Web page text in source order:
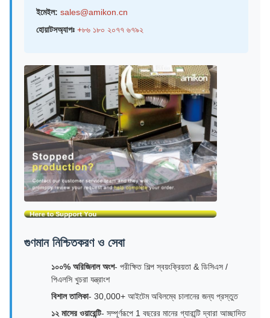
ইমেইল: sales@amikon.cn
হোয়াটসঅ্যাপঃ +৮৬ ১৮০ ২০৭৭ ৬৭৯২
গুণমান নিশ্চিতকরণ ও সেবা
১০০% অরিজিনাল অংশ- পরীক্ষিত শিল্প স্বয়ংক্রিয়তা & ডিসিএস /
পিএলসি খুচরা যন্ত্রাংশ
বিশাল তালিকা- 30,000+ আইটেম অবিলম্বে চালানের জন্য প্রস্তুত
১২ মাসের ওয়ারেন্টি- সম্পূর্ণরূপে 1 বছরের মানের গ্যারান্টি দ্বারা আচ্ছাদিত